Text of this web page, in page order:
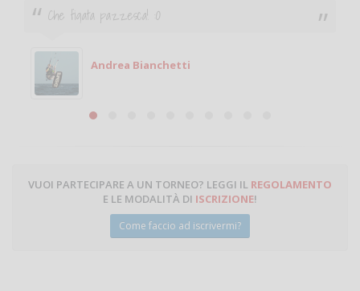
Che figata pazzesca! :O
Andrea Bianchetti
VUOI PARTECIPARE A UN TORNEO? LEGGI IL REGOLAMENTO
E LE MODALITÀ DI ISCRIZIONE!
Come faccio ad iscrivermi?